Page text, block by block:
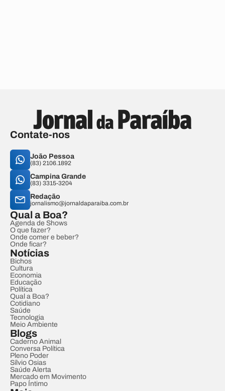
Contate-nos
João Pessoa
(83) 2106.1892
Campina Grande
(83) 3315-3204
Redação
jornalismo@jornaldaparaiba.com.br
Qual a Boa?
Agenda de Shows
O que fazer?
Onde comer e beber?
Onde ficar?
Notícias
Bichos
Cultura
Economia
Educação
Política
Qual a Boa?
Cotidiano
Saúde
Tecnologia
Meio Ambiente
Blogs
Caderno Animal
Conversa Política
Pleno Poder
Sílvio Osias
Saúde Alerta
Mercado em Movimento
Papo Íntimo